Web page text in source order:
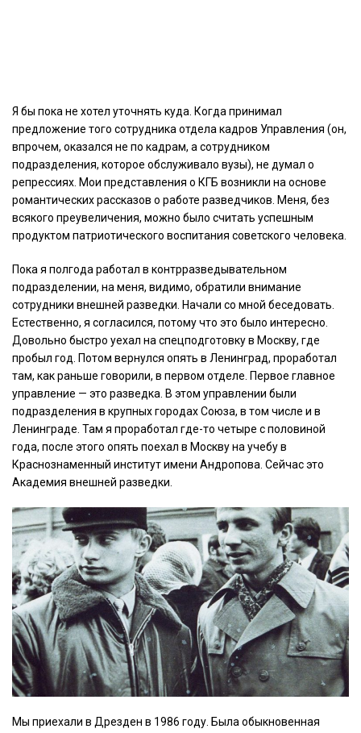
Я бы пока не хотел уточнять куда. Когда принимал
предложение того сотрудника отдела кадров Управления (он,
впрочем, оказался не по кадрам, а сотрудником
подразделения, которое обслуживало вузы), не думал о
репрессиях. Мои представления о КГБ возникли на основе
романтических рассказов о работе разведчиков. Меня, без
всякого преувеличения, можно было считать успешным
продуктом патриотического воспитания советского человека.
Пока я полгода работал в контрразведывательном
подразделении, на меня, видимо, обратили внимание
сотрудники внешней разведки. Начали со мной беседовать.
Естественно, я согласился, потому что это было интересно.
Довольно быстро уехал на спецподготовку в Москву, где
пробыл год. Потом вернулся опять в Ленинград, проработал
там, как раньше говорили, в первом отделе. Первое главное
управление — это разведка. В этом управлении были
подразделения в крупных городах Союза, в том числе и в
Ленинграде. Там я проработал где-то четыре с половиной
года, после этого опять поехал в Москву на учебу в
Краснознаменный институт имени Андропова. Сейчас это
Академия внешней разведки.
Мы приехали в Дрезден в 1986 году. Была обыкновенная